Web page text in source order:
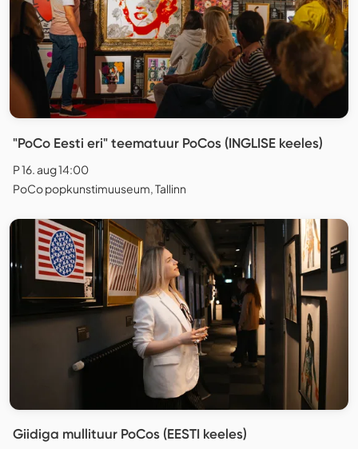
"PoCo Eesti eri" teematuur PoCos (INGLISE keeles)
P 16. aug 14:00
PoCo popkunstimuuseum, Tallinn
Giidiga mullituur PoCos (EESTI keeles)